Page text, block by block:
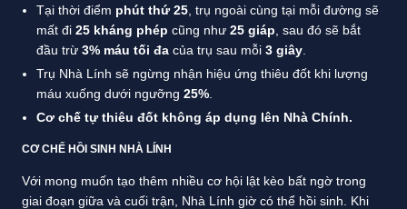
Tại thời điểm phút thứ 25 , trụ ngoài cùng tại mỗi đường sẽ
mất đi 25 kháng phép cũng như 25 giáp , sau đó sẽ bắt
đầu trừ 3% máu tối đa của trụ sau mỗi 3 giây
Trụ Nhà Lính sẽ ngừng nhận hiệu ứng thiêu đốt khi lượng
máu xuống dưới ngưỡng 25%
Cơ chế tự thiêu đốt không áp dụng lên Nhà Chính.
CƠ CHẾ HỒI SINH NHÀ LÍNH
Với mong muốn tạo thêm nhiều cơ hội lật kèo bất ngờ trong
giai đoạn giữa và cuối trận, Nhà Lính giờ có thể hồi sinh. Khi